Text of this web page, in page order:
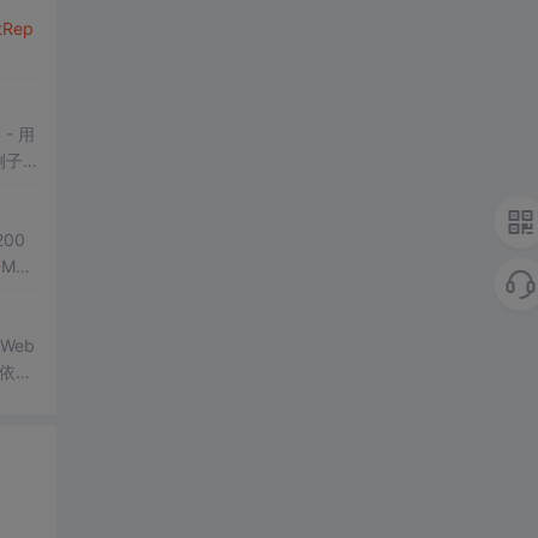
Rep
MV
次